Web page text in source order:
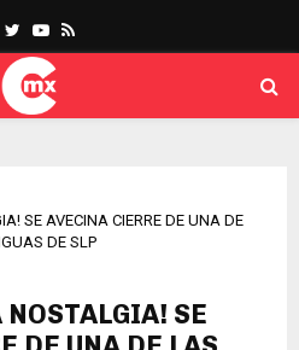
Twitter
Youtube
Rss
SE AVECINA CIERRE DE UNA DE
DE SLP
NOSTALGIA! SE